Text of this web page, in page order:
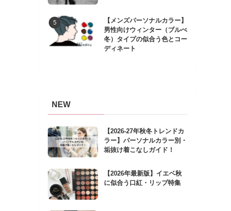
【メンズパーソナルカラー】
男性向けウィンター（ブルべ
冬）タイプの似合う色とコー
ディネート
NEW
【2026-27年秋冬トレンドカ
ラー】パーソナルカラー別・
垢抜け着こなしガイド！
【2026年最新版】イエベ秋
に似合う口紅・リップ特集